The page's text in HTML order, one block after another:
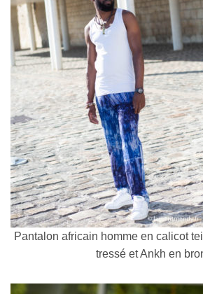
Pantalon africain homme en calicot
tressé et Ankh en